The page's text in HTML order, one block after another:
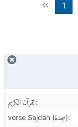
1
القرآن الكريم:
verse Sajdah (سجدة):